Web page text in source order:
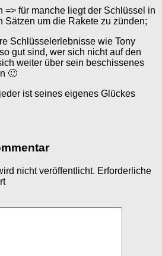
=> für manche liegt der Schlüssel in
Sätzen um die Rakete zu zünden;
Schlüsselerlebnisse wie Tony
gut sind, wer sich nicht auf den
weiter über sein beschissenes
🙂
ist seines eigenes Glückes
nicht veröffentlicht. Erforderliche